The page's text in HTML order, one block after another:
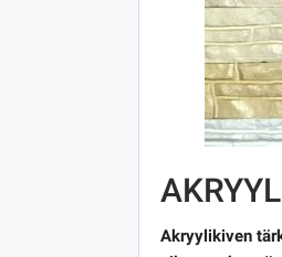
Akryylikiven